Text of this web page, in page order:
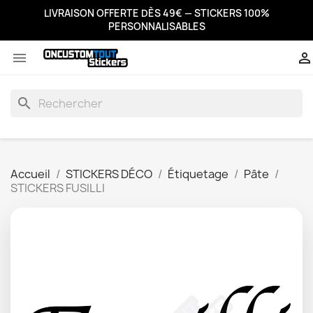
LIVRAISON OFFERTE DÈS 49€ — STICKERS 100%
PERSONNALISABLES
 
search
Accueil STICKERS DÉCO Étiquetage
Pâte
STICKERS FUSILLI